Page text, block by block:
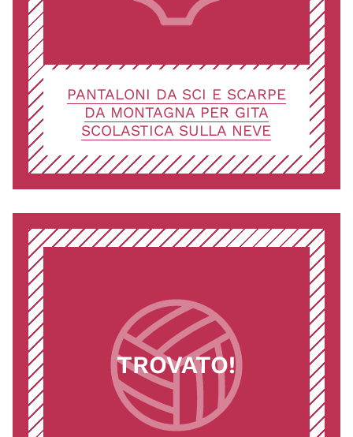
PANTALONI DA SCI E SCARPE
DA MONTAGNA PER GITA
SCOLASTICA SULLA NEVE
TROVATO!